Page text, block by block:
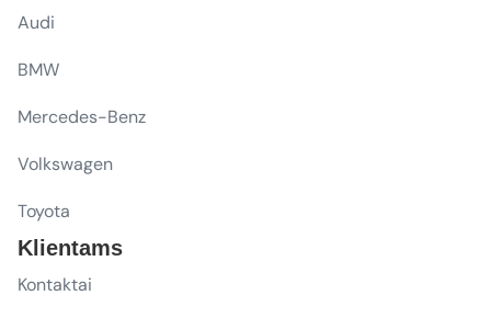
Audi
BMW
Mercedes-Benz
Volkswagen
Toyota
Klientams
Kontaktai